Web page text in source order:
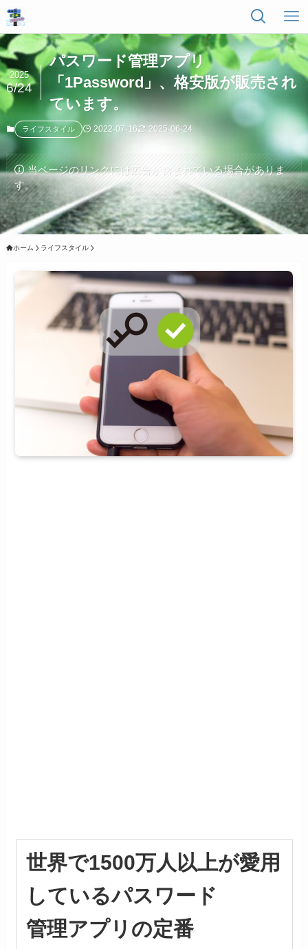
パスワード管理アプリ
「1Password」、格安版が販売され
ています。
2025
6/24
ライフスタイル 2022-07-16 2025-06-24
当ページのリンクには広告が含まれている場合がありま
す。
ホーム ライフスタイル
世界で1500万人以上が愛用
しているパスワード
管理アプリの定番